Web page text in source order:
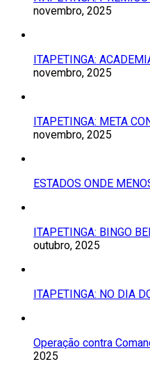
novembro, 2025
ITAPETINGA:
novembro, 2025
ITAPETINGA: META
novembro, 2025
ESTADOS ONDE
ITAPETINGA: BINGO
outubro, 2025
ITAPETINGA: NO DIA
Operação contra
2025